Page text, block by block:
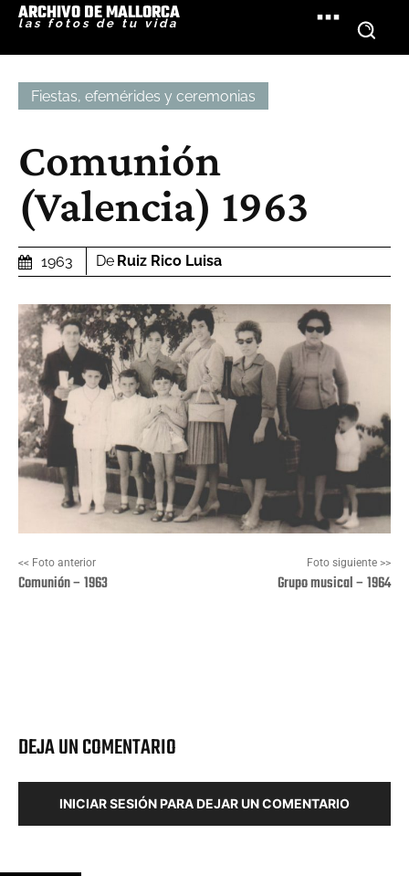
ARCHIVO DE MALLORCA
las fotos de tu vida
Fiestas, efemérides y ceremonias
Comunión
(Valencia) 1963
1963 De Ruiz Rico Luisa
<< Foto anterior
Comunión – 1963
Foto siguiente >>
Grupo musical – 1964
DEJA UN COMENTARIO
INICIAR SESIÓN PARA DEJAR UN COMENTARIO